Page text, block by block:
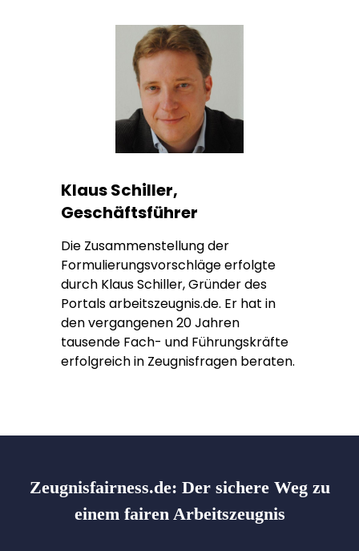
Klaus Schiller,
Geschäftsführer
Die Zusammenstellung der
Formulierungsvorschläge erfolgte
durch Klaus Schiller, Gründer des
Portals arbeitszeugnis.de. Er hat in
den vergangenen 20 Jahren
tausende Fach- und Führungskräfte
erfolgreich in Zeugnisfragen beraten.
Zeugnisfairness.de: Der sichere Weg zu
einem fairen Arbeitszeugnis